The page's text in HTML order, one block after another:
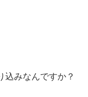
込みなんですか？